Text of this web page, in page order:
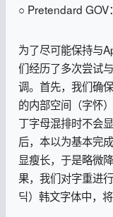
○ Pretendard GOV
为了尽可能保持与
们经历了多次尝试
调。首先，我们确
的内部空间（字怀
丁字母混排时不会
后，本以为基本完
显瘦长，于是略微
果，我们对字重进
딕）韩文字体中，